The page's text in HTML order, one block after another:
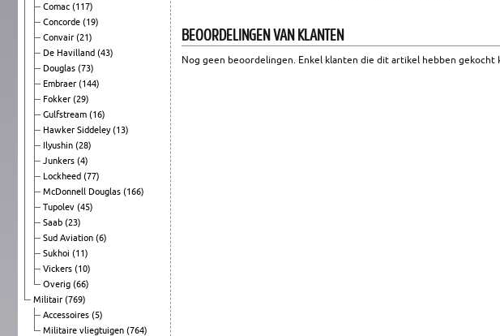
Comac (117)
Concorde (19)
Convair (21)
De Havilland (43)
Douglas (73)
Embraer (144)
Fokker (29)
Gulfstream (16)
Hawker Siddeley(13)
Ilyushin (28)
Junkers (4)
Lockheed (77)
McDonnell Douglas (166)
Tupolev (45)
Saab (23)
Sud Aviation (6)
Sukhoi (11)
Vickers (10)
Overig (66)
Militair (769)
Accessoires (5)
Militaire vliegtuigen (764)
BEOORDELINGEN VAN KLANTEN
Nog geen beoordelingen. Enkel klanten die dit artikel hebben gekocht